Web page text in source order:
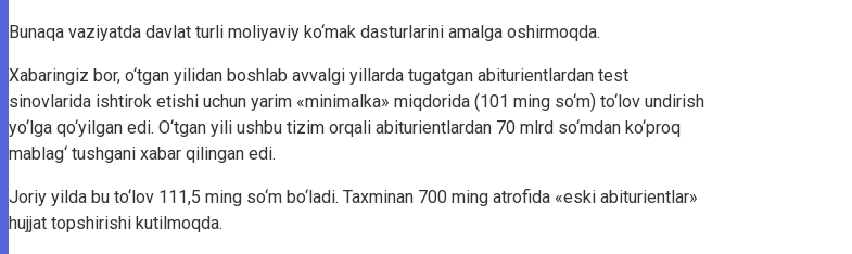
Bunaqa vaziyatda davlat turli moliyaviy ko‘mak dasturlarini amalga oshirmoqda.
Xabaringiz bor, o‘tgan yilidan boshlab avvalgi yillarda tugatgan abiturientlardan test
sinovlarida ishtirok etishi uchun yarim «minimalka» miqdorida (101 ming so‘m) to‘lov undirish
yo‘lga qo‘yilgan edi. O‘tgan yili ushbu tizim orqali abiturientlardan 70 mlrd so‘mdan ko‘proq
mablag‘ tushgani xabar qilingan edi.
Joriy yilda bu to‘lov 111,5 ming so‘m bo‘ladi. Taxminan 700 ming atrofida «eski abiturientlar»
hujjat topshirishi kutilmoqda.